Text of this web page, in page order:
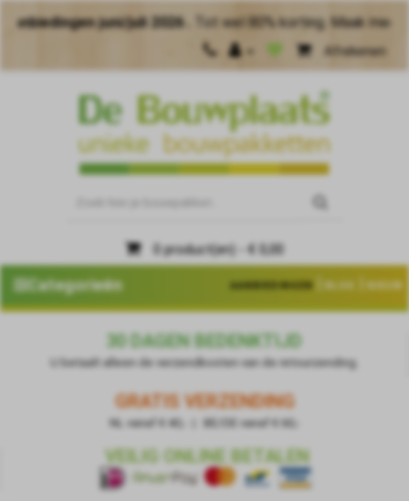
juni/juli 2026 .Tot wel 80% korting. Maak meer van je
Afrekenen
0 product(en) - € 0,00
Categorieën | |
30 DAGEN BEDENKTIJD
U betaalt alleen de verzendkosten van de retourzending.
GRATIS VERZENDING
NL vanaf € 40,- | BE/DE vanaf € 60,-
VEILIG ONLINE BETALEN